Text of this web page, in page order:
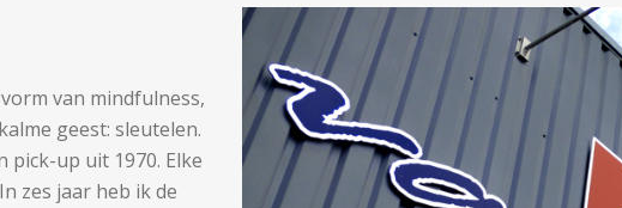
van mindfulness,
geest: sleutelen.
pick-up uit 1970. Elke
zes jaar heb ik de